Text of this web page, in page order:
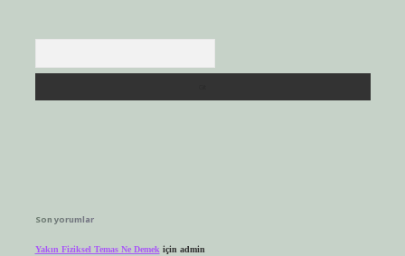
Son yorumlar
Yakın Fiziksel Temas Ne Demek için admin